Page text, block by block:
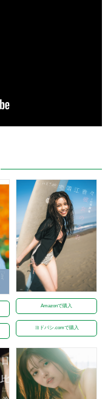
Amazonで購入
ヨドバシ.comで購入